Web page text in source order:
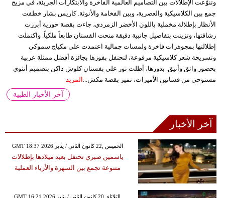
وتنوّعت الإطلالات بين التصاميم العالمية الفاخرة والابتكارات الجريئة، في مزيج
جمع بين الكلاسيكية والعصرية، وبين الفخامة والأنوثة. كاريس بشار خطفت
الأنظار بإطلالة مخملية باللون الأخضر الزمردي، جاءت بقصة حورية أبرزت
رشاقتها، وتزينت بتفاصيل جانبية دقيقة منحت الفستان طابعاً ملكياً. واكتملت
إطلالتها بمجوهرات فاخرة ولمسات جمالية اعتمدت على مكياج سموكي
وتسريحة شعر كلاسيكية مرفوعة، لتحتفل بفوزها بجائزة أفضل ممثلة عربية
بحضور واثق وأنيق. بدورها، أطلت نور علي بفستان كلوش داكن بتصميم أنثوي
مستوحى من فساتين الأميرات، تميز بقصة مكش... المزيد
آخر الأخبار الطبية
آخر الأخبار
GMT 18:37 2026 الخميس ,22 كانون الثاني / يناير
ياسمين صبري تحتفل بعيد ميلادها بإطلالات
متنوعة تجمع بين السهرة والأزياء العملية
GMT 16:21 2026 الثلاثاء ,20 كانون الثاني / يناير